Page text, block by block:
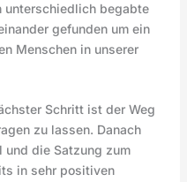
unterschiedlich begabte
gefunden um ein
Menschen in unserer
Schritt ist der Weg
zu lassen. Danach
und die Satzung zum
in sehr positiven